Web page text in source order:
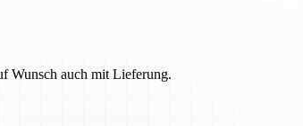
Wunsch auch mit Lieferung.